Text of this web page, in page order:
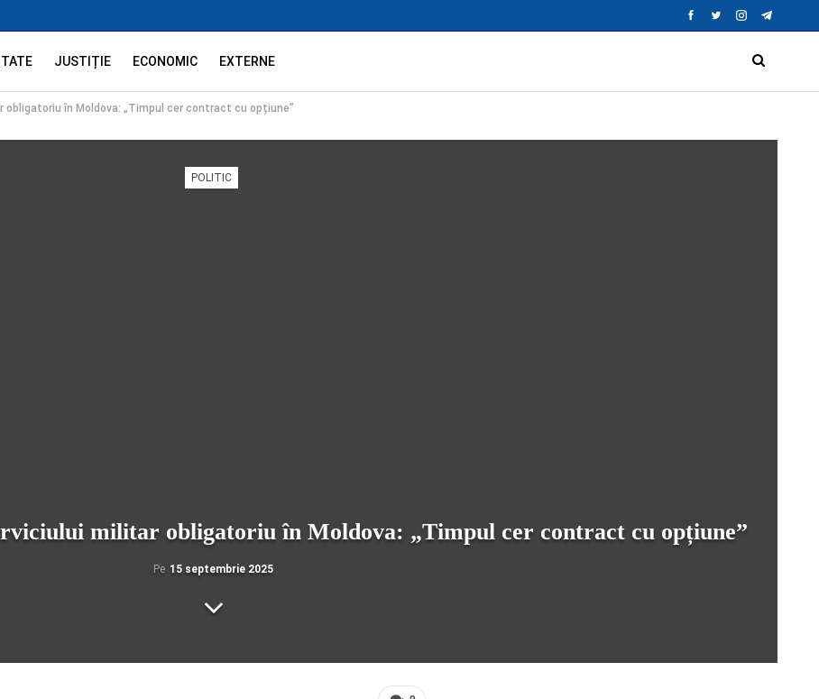
JUSTIȚIE ECONOMIC EXTERNE
în Moldova: „Timpul cer contract cu opțiune”
POLITIC
militar obligatoriu în Moldova: „Timpul cer contract cu opțiune”
Pe 15 septembrie 2025